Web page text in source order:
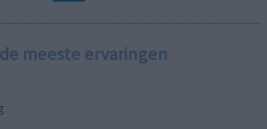
meeste ervaringen